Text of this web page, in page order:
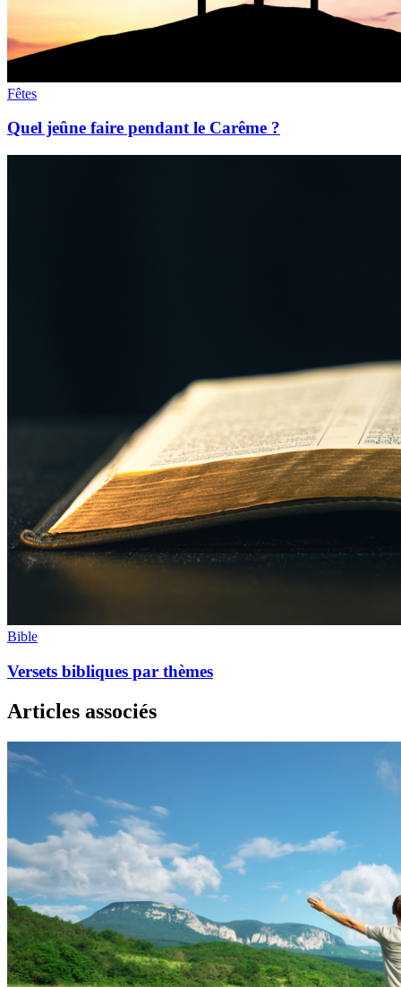
Fêtes
Quel jeûne faire pendant le Carême ?
Bible
Versets bibliques par thèmes
Articles associés